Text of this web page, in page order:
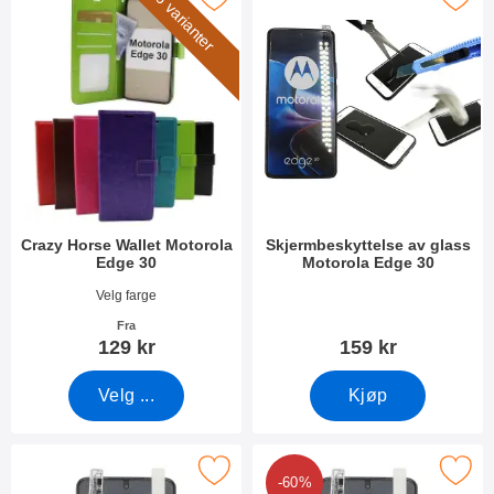
6 varianter
Crazy Horse Wallet Motorola
Edge 30
Varenummer 44562
Velg farge
Fra
129 kr
Velg ...
Skjermbeskyttelse av glass
Motorola Edge 30
159 kr
Kjøp
Merk skjermbeskyttelse Motorola Edge 30 som favoritt
-60%
Merk 6-pakning Skjermbeskyttelse